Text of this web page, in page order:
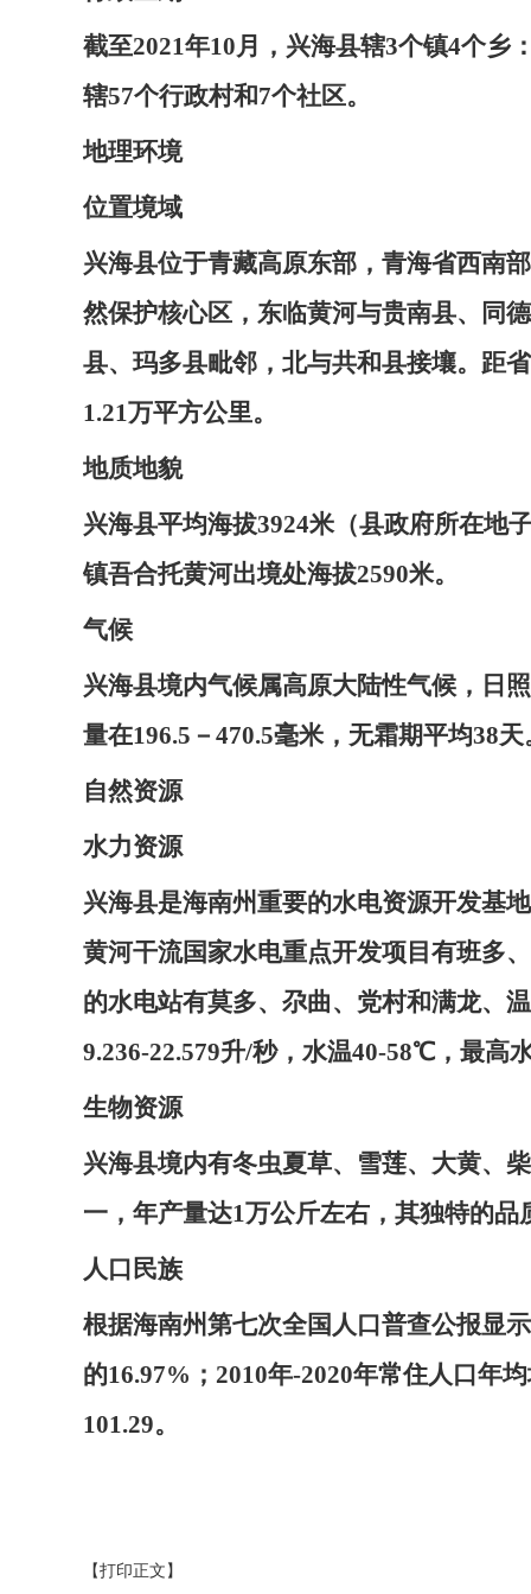
截至2021年10月，兴海县辖3个镇4个乡
辖57个行政村和7个社区。
地理环境
位置境域
兴海县位于青藏高原东部，青海省西南部
然保护核心区，东临黄河与贵南县、同
县、玛多县毗邻，北与共和县接壤。距
1.21万平方公里。
地质地貌
兴海县平均海拔3924米（县政府所在地
镇吾合托黄河出境处海拔2590米。
气候
兴海县境内气候属高原大陆性气候，日
量在196.5－470.5毫米，无霜期平均38天
自然资源
水力资源
兴海县是海南州重要的水电资源开发基
黄河干流国家水电重点开发项目有班多
的水电站有莫多、尕曲、党村和满龙、
9.236-22.579升/秒，水温40-58℃，最高
生物资源
兴海县境内有冬虫夏草、雪莲、大黄、
一，年产量达1万公斤左右，其独特的
人口民族
根据海南州第七次全国人口普查公报显
的16.97%；2010年-2020年常住人口年
101.29。
【打印正文】